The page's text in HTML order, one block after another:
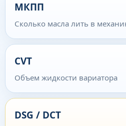
МКПП
Сколько масла лить в
CVT
Объем жидкости вариатора
DSG / DCT